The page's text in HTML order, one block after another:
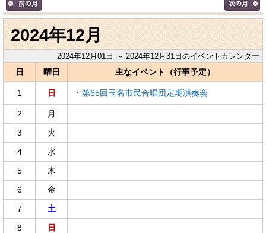
2024年12月
2024年12月01日 ～ 2024年12月31日のイベントカレンダー
日 曜日 主なイベント（行事予定）
1 日 ・ 第65回玉名市民合唱団定期演奏会
2
月
3
火
4
水
5
木
6
金
7
土
8
日